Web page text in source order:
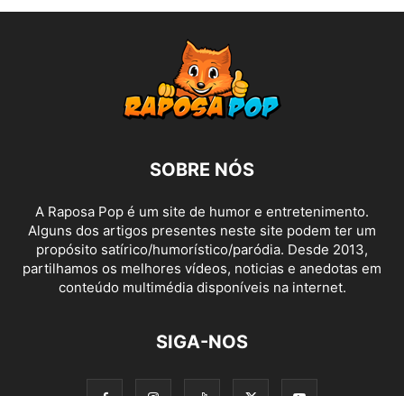
SOBRE NÓS
A Raposa Pop é um site de humor e entretenimento.
Alguns dos artigos presentes neste site podem ter um
propósito satírico/humorístico/paródia. Desde 2013,
partilhamos os melhores vídeos, noticias e anedotas em
conteúdo multimédia disponíveis na internet.
SIGA-NOS